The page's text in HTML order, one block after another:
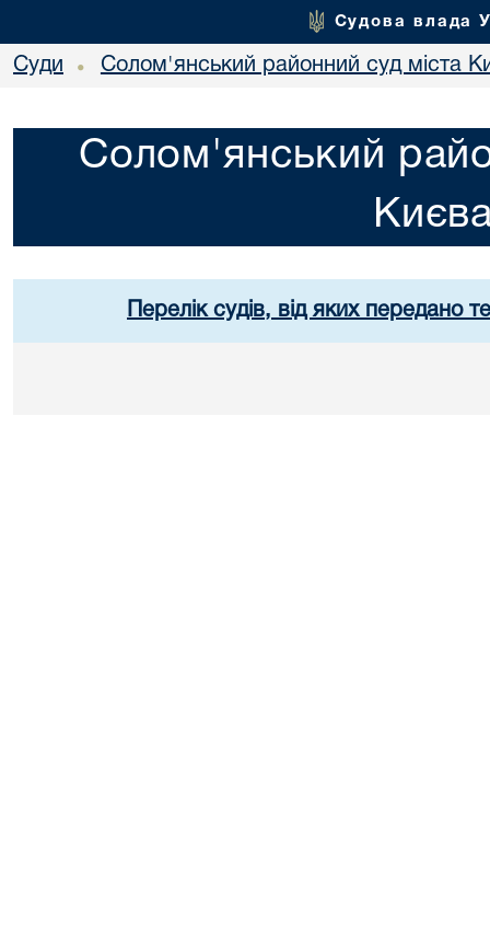
Судова влада
Суди • Солом'янський районний суд міста
Солом'янський
Перелік судів, від яких передано